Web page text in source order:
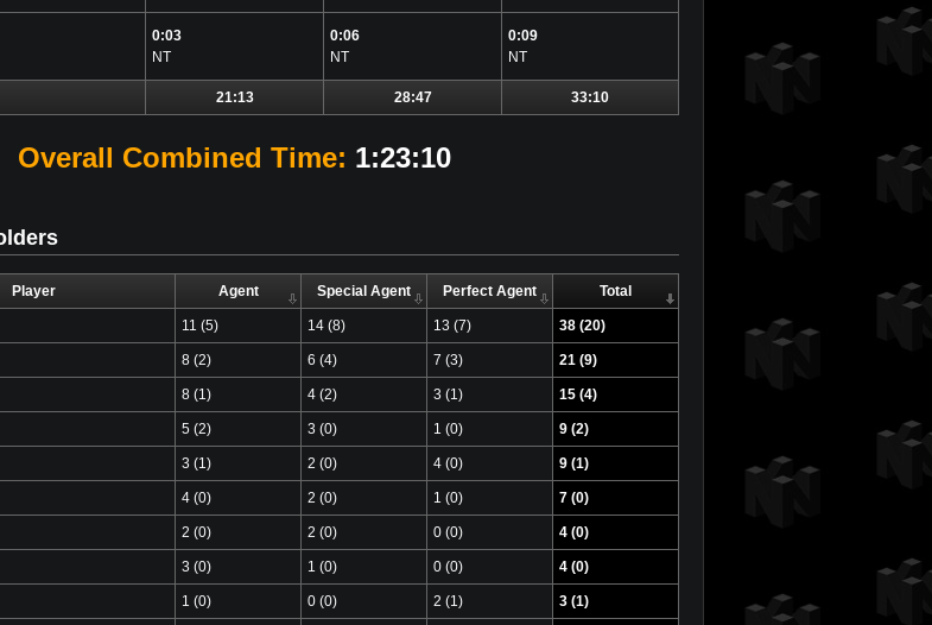
0:03
NT
0:06
NT
0:09
NT
21:13 28:47 33:10
Overall Combined Time: 1:23:10
Player Agent Special Agent Perfect Agent Total
11 (5) 14 (8) 13 (7) 38 (20)
8 (2) 6 (4) 7 (3) 21 (9)
8 (1) 4 (2) 3 (1) 15 (4)
5 (2) 3 (0) 1 (0) 9 (2)
3 (1) 2 (0) 4 (0) 9 (1)
4 (0) 2 (0) 1 (0) 7 (0)
2 (0) 2 (0) 0 (0) 4 (0)
3 (0) 1 (0) 0 (0) 4 (0)
1 (0) 0 (0) 2 (1) 3 (1)